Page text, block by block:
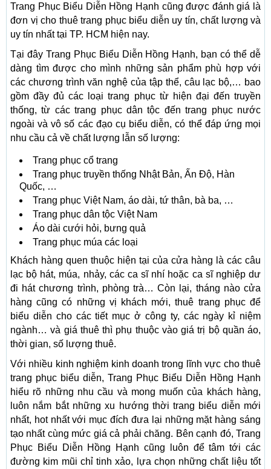
Trang Phục Biểu Diễn Hồng Hạnh cũng được đánh giá là
đơn vị cho thuê trang phục biểu diễn uy tín, chất lượng và
uy tín nhất tại TP. HCM hiện nay.
Tại đây Trang Phục Biểu Diễn Hồng Hạnh, bạn có thể dễ
dàng tìm được cho mình những sản phẩm phù hợp với
các chương trình văn nghệ của tập thể, câu lạc bộ,… bao
gồm đầy đủ các loại trang phục từ hiện đại đến truyền
thống, từ các trang phục dân tộc đến trang phục nước
ngoài và vô số các đạo cụ biểu diễn, có thể đáp ứng mọi
nhu cầu cả về chất lượng lẫn số lượng:
Trang phục cổ trang
Trang phục truyền thống Nhật Bản, Ấn Độ, Hàn
Quốc, …
Trang phục Việt Nam, áo dài, tứ thân, bà ba, …
Trang phục dân tộc Việt Nam
Áo dài cưới hỏi, bưng quả
Trang phục múa các loại
Khách hàng quen thuộc hiện tại của cửa hàng là các câu
lạc bộ hát, múa, nhảy, các ca sĩ nhí hoặc ca sĩ nghiệp dư
đi hát chương trình, phòng trà… Còn lại, tháng nào cửa
hàng cũng có những vị khách mới, thuê trang phục để
biểu diễn cho các tiết mục ở công ty, các ngày kỉ niệm
ngành… và giá thuê thì phụ thuộc vào giá trị bộ quần áo,
thời gian, số lượng thuê.
Với nhiều kinh nghiệm kinh doanh trong lĩnh vực cho thuê
trang phục biểu diễn, Trang Phục Biểu Diễn Hồng Hạnh
hiểu rõ những nhu cầu và mong muốn của khách hàng,
luôn nắm bắt những xu hướng thời trang biểu diễn mới
nhất, hot nhất với mục đích đưa lại những mặt hàng sáng
tạo nhất cùng mức giá cả phải chăng. Bên cạnh đó, Trang
Phục Biểu Diễn Hồng Hạnh cũng luôn để tâm tới các
đường kim mũi chỉ tinh xảo, lựa chọn những chất liệu tốt